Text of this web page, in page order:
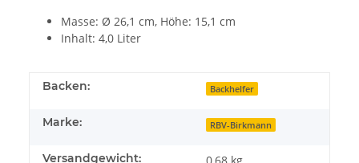
Masse: Ø 26,1 cm, Höhe: 15,1 cm
Inhalt: 4,0 Liter
Backen: Backhelfer
Marke: RBV-Birkmann
Versandgewicht: